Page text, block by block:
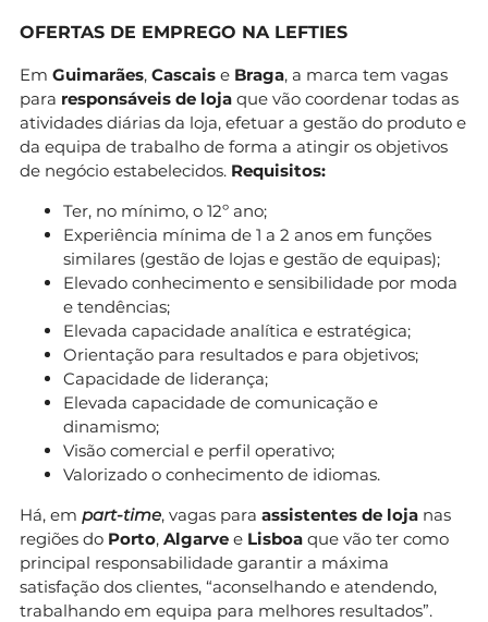
OFERTAS DE EMPREGO NA LEFTIES
Em Guimarães, Cascais e Braga, a marca tem vagas
para responsáveis de loja que vão coordenar todas as
atividades diárias da loja, efetuar a gestão do produto e
da equipa de trabalho de forma a atingir os objetivos
de negócio estabelecidos. Requisitos:
Ter, no mínimo, o 12º ano;
Experiência mínima de 1 a 2 anos em funções
similares (gestão de lojas e gestão de equipas);
Elevado conhecimento e sensibilidade por moda
e tendências;
Elevada capacidade analítica e estratégica;
Orientação para resultados e para objetivos;
Capacidade de liderança;
Elevada capacidade de comunicação e
dinamismo;
Visão comercial e perfil operativo;
Valorizado o conhecimento de idiomas.
Há, em part-time, vagas para assistentes de loja nas
regiões do Porto, Algarve e Lisboa que vão ter como
principal responsabilidade garantir a máxima
satisfação dos clientes, “aconselhando e atendendo,
trabalhando em equipa para melhores resultados”.